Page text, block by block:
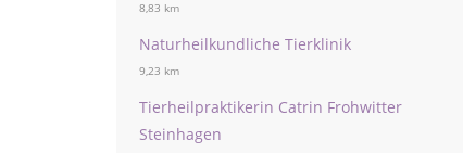
8,83 km
Naturheilkundliche Tierklinik
9,23 km
Tierheilpraktikerin Catrin Frohwitter
Steinhagen